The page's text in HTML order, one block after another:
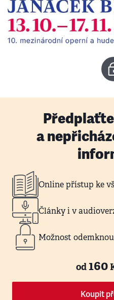
a
Online přístup ke
Články i v
Možnost
od160
Koupit